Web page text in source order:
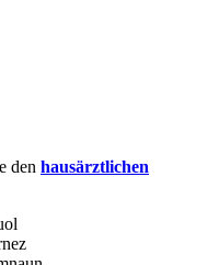
den hausärztlichen